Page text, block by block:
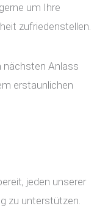
um Ihre
zufriedenstellen.
nächsten Anlass
erstaunlichen
jeden unserer
zu unterstützen.